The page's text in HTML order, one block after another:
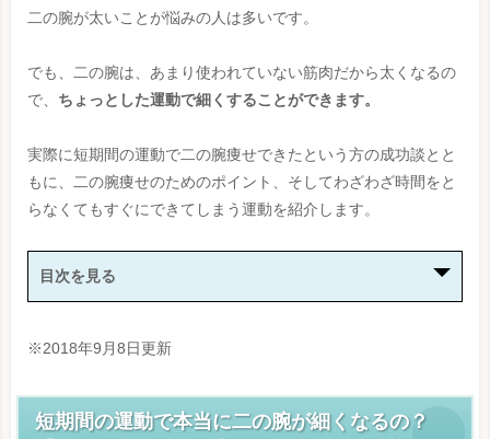
二の腕が太いことが悩みの人は多いです。
でも、二の腕は、あまり使われていない筋肉だから太くなるの
で、 ちょっとした運動で細くすることができます。
実際に短期間の運動で二の腕痩せできたという方の成功談とと
もに、二の腕痩せのためのポイント、そしてわざわざ時間をと
らなくてもすぐにできてしまう運動を紹介します。
目次を見る
※2018年9月8日更新
短期間の運動で本当に二の腕が細くなるの？